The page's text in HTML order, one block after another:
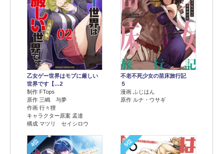
乙女ゲー世界はモブに厳しい
世界です【…2
制作 FTops
原作 三嶋 与夢
作画 行々狸
キャラクター原案 孟達
構成 マツリ セイシロウ
不老不死少女の苗床旅行記
５
漫画 ふじはん
原作 ルナ・ウサギ
4位 5位